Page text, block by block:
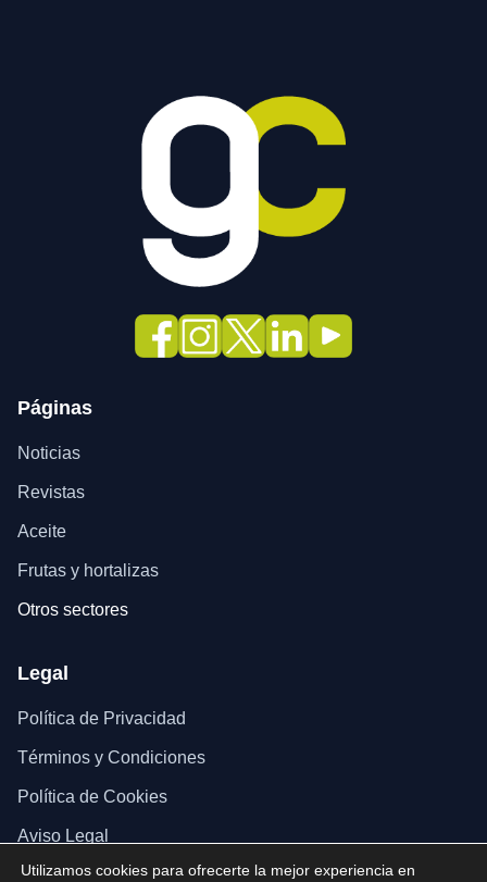
Páginas
Noticias
Revistas
Aceite
Frutas y hortalizas
Otros sectores
Legal
Política de Privacidad
Términos y Condiciones
Política de Cookies
Aviso Legal
Utilizamos cookies para ofrecerte la mejor experiencia en